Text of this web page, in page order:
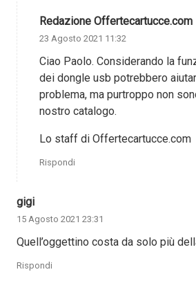
Redazione Offertecartucce.com
23 Agosto 2021 11:32
Ciao Paolo. Considerando la
dei dongle usb potrebbero
problema, ma purtroppo non
nostro catalogo.
Lo staff di Offertecartucce.com
Rispondi
gigi
15 Agosto 2021 23:31
Quell’oggettino costa da solo più
Rispondi